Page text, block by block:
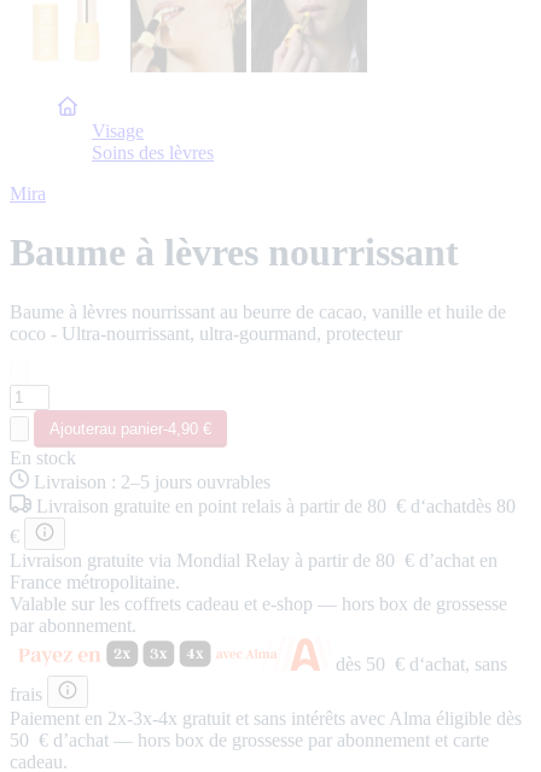
Accueil
Visage
Soins des lèvres
Mira
Baume à lèvres nourrissant
Baume à lèvres nourrissant au beurre de cacao, vanille et huile de
coco - Ultra-nourrissant, ultra-gourmand, protecteur
Ajouterau panier-4,90 €
En stock
Livraison : 2–5 jours ouvrables
Livraison gratuite en point relais à partir de 80 € d‘achatdès 80
€
Livraison gratuite via Mondial Relay à partir de 80 € d’achat en
France métropolitaine.
Valable sur les coffrets cadeau et e-shop — hors box de grossesse
par abonnement.
dès 50 € d‘achat, sans
frais
Paiement en 2x-3x-4x gratuit et sans intérêts avec Alma éligible dès
50 € d’achat — hors box de grossesse par abonnement et carte
cadeau.